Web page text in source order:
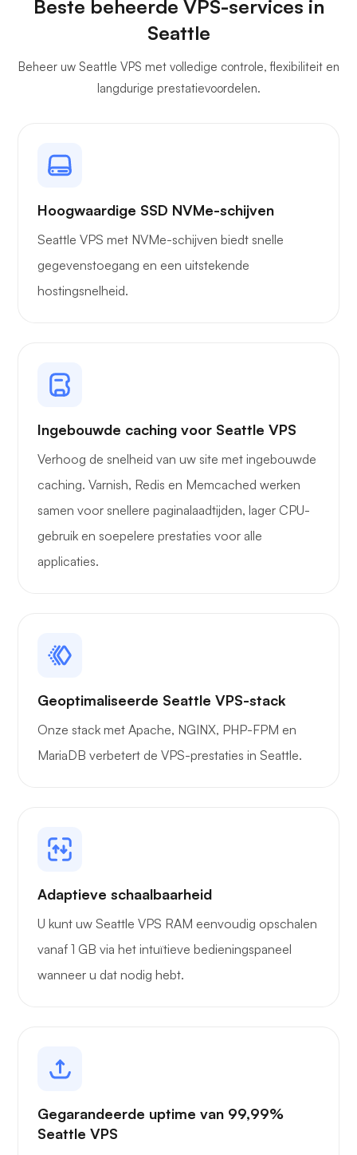
Beste beheerde VPS-services in
Seattle
Beheer uw Seattle VPS met volledige controle, flexibiliteit en
langdurige prestatievoordelen.
Hoogwaardige SSD NVMe-schijven
Seattle VPS met NVMe-schijven biedt snelle
gegevenstoegang en een uitstekende
hostingsnelheid.
Ingebouwde caching voor Seattle VPS
Verhoog de snelheid van uw site met ingebouwde
caching. Varnish, Redis en Memcached werken
samen voor snellere paginalaadtijden, lager CPU-
gebruik en soepelere prestaties voor alle
applicaties.
Geoptimaliseerde Seattle VPS-stack
Onze stack met Apache, NGINX, PHP-FPM en
MariaDB verbetert de VPS-prestaties in Seattle.
Adaptieve schaalbaarheid
U kunt uw Seattle VPS RAM eenvoudig opschalen
vanaf 1 GB via het intuïtieve bedieningspaneel
wanneer u dat nodig hebt.
Gegarandeerde uptime van 99,99%
Seattle VPS